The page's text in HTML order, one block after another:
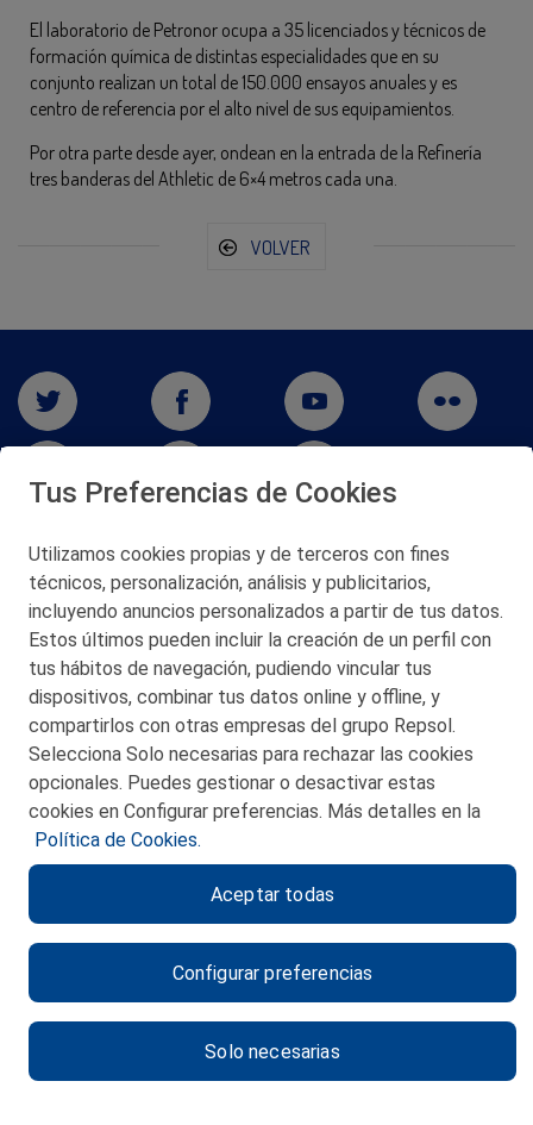
El laboratorio de Petronor ocupa a 35 licenciados y técnicos de
formación química de distintas especialidades que en su
conjunto realizan un total de 150.000 ensayos anuales y es
centro de referencia por el alto nivel de sus equipamientos.
Por otra parte desde ayer, ondean en la entrada de la Refinería
tres banderas del Athletic de 6×4 metros cada una.
VOLVER
San Martín 5-Edificio Muñatones,
48550 Muskiz (Bizkaia)
Telf. 946 357 000
© 2026 Petronor S.A.
CONTACTO
POLITICA DE PRIVACIDAD
AVISO LEGAL
POLITICA DE COOKIES
Tus Preferencias de Cookies
Utilizamos cookies propias y de terceros con fines
técnicos, personalización, análisis y publicitarios,
incluyendo anuncios personalizados a partir de tus datos.
Estos últimos pueden incluir la creación de un perfil con
tus hábitos de navegación, pudiendo vincular tus
dispositivos, combinar tus datos online y offline, y
compartirlos con otras empresas del grupo Repsol.
Selecciona Solo necesarias para rechazar las cookies
opcionales. Puedes gestionar o desactivar estas
cookies en Configurar preferencias. Más detalles en la
Política de Cookies.
Configurar preferencias
Solo necesarias
Aceptar todas